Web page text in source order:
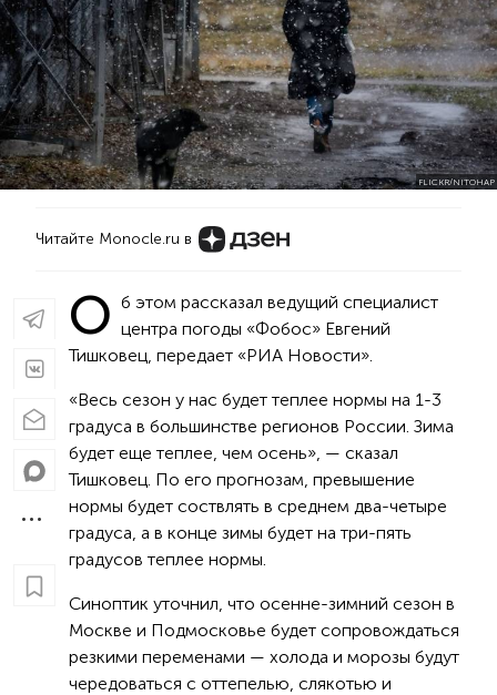
FLICKR/NITOHAP
Читайте Monocle.ru в
О б этом рассказал ведущий специалист
центра погоды «Фобос» Евгений
Тишковец, передает «РИА Новости».
«Весь сезон у нас будет теплее нормы на 1-3
градуса в большинстве регионов России. Зима
будет еще теплее, чем осень», — сказал
Тишковец. По его прогнозам, превышение
нормы будет соствлять в среднем два-четыре
градуса, а в конце зимы будет на три-пять
градусов теплее нормы.
Синоптик уточнил, что осенне-зимний сезон в
Москве и Подмосковье будет сопровождаться
резкими переменами — холода и морозы будут
чередоваться с оттепелью, слякотью и